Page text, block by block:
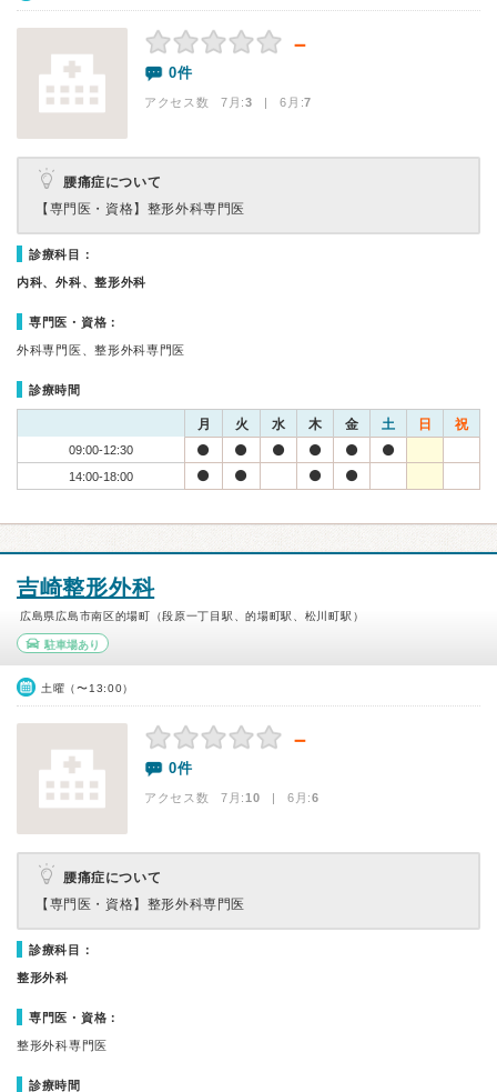
－
0件
アクセス数 7月:3 | 6月:7
腰痛症について
【専門医・資格】 整形外科専門医
診療科目：
内科、外科、整形外科
専門医・資格：
外科専門医、整形外科専門医
診療時間
月 火 水 木 金 土 日 祝
09:00-12:30
14:00-18:00
吉崎整形外科
広島県広島市南区的場町（段原一丁目駅、的場町駅、松川町駅）
駐車場あり
土曜（〜13:00）
－
0件
アクセス数 7月:10 | 6月:6
腰痛症について
【専門医・資格】 整形外科専門医
診療科目：
整形外科
専門医・資格：
整形外科専門医
診療時間